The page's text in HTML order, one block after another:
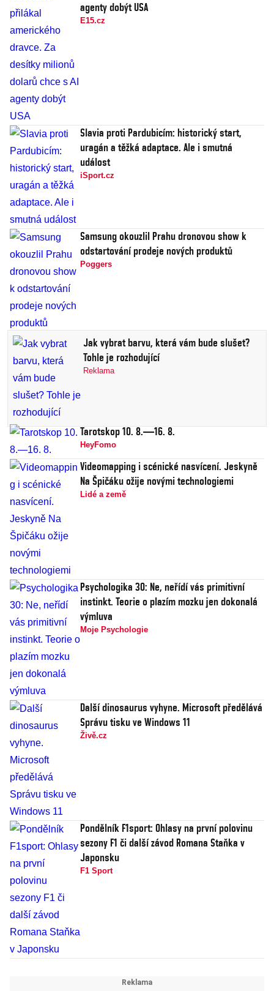
agenty dobýt USA
E15.cz
Slavia proti Pardubicím: historický start,
uragán a těžká adaptace. Ale i smutná
událost
iSport.cz
Samsung okouzlil Prahu dronovou show k
odstartování prodeje nových produktů
Poggers
Jak vybrat barvu, která vám bude slušet?
Tohle je rozhodující
Reklama
Tarotskop 10. 8.—16. 8.
HeyFomo
Videomapping i scénické nasvícení. Jeskyně
Na Špičáku ožije novými technologiemi
Lidé a země
Psychologika 30: Ne, neřídí vás primitivní
instinkt. Teorie o plazím mozku jen dokonalá
výmluva
Moje Psychologie
Další dinosaurus vyhyne. Microsoft předělává
Správu tisku ve Windows 11
Živě.cz
Pondělník F1sport: Ohlasy na první polovinu
sezony F1 či další závod Romana Staňka v
Japonsku
F1 Sport